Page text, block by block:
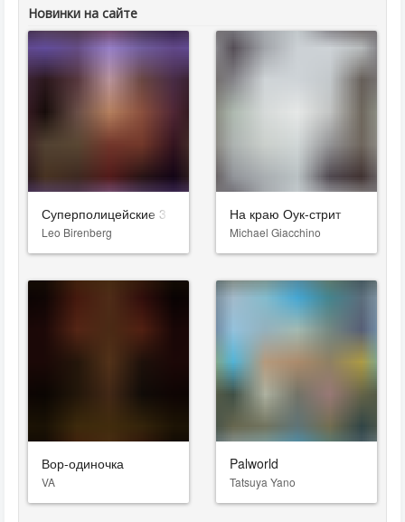
Новинки на сайте
Суперполицейские 3
Leo Birenberg
На краю Оук-стрит
Michael Giacchino
Вор-одиночка
VA
Palworld
Tatsuya Yano